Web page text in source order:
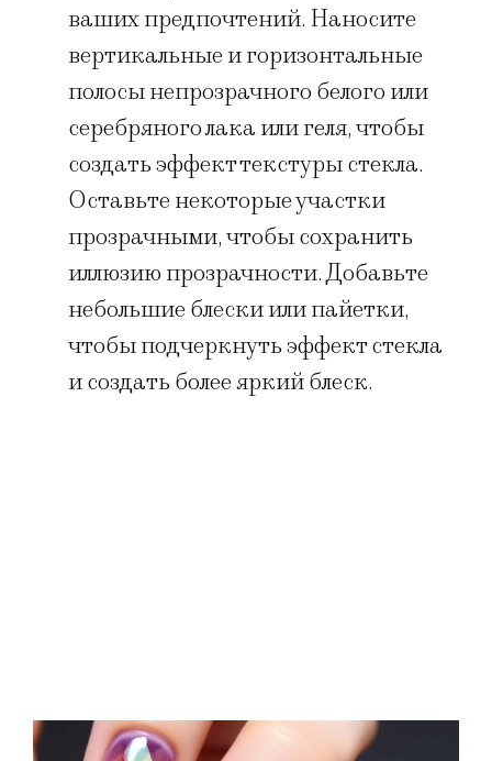
ваших предпочтений. Наносите
вертикальные и горизонтальные
полосы непрозрачного белого или
серебряного лака или геля, чтобы
создать эффект текстуры стекла.
Оставьте некоторые участки
прозрачными, чтобы сохранить
иллюзию прозрачности. Добавьте
небольшие блески или пайетки,
чтобы подчеркнуть эффект стекла
и создать более яркий блеск.